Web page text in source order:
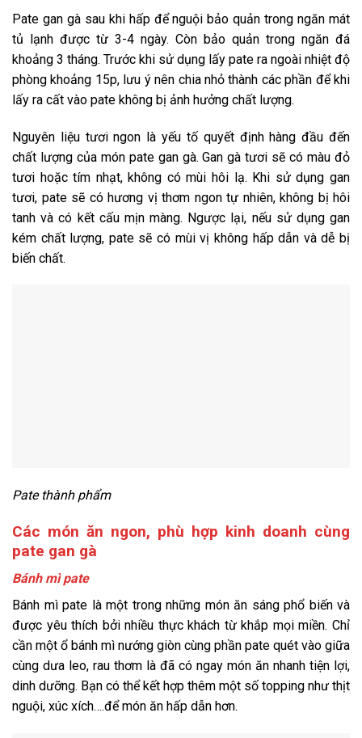
Pate gan gà sau khi hấp để nguội bảo quản trong ngăn mát
tủ lạnh được từ 3-4 ngày. Còn bảo quản trong ngăn đá
khoảng 3 tháng. Trước khi sử dụng lấy pate ra ngoài nhiệt độ
phòng khoảng 15p, lưu ý nên chia nhỏ thành các phần để khi
lấy ra cất vào pate không bị ảnh hưởng chất lượng.
Nguyên liệu tươi ngon là yếu tố quyết định hàng đầu đến
chất lượng của món pate gan gà. Gan gà tươi sẽ có màu đỏ
tươi hoặc tím nhạt, không có mùi hôi lạ. Khi sử dụng gan
tươi, pate sẽ có hương vị thơm ngon tự nhiên, không bị hôi
tanh và có kết cấu mịn màng. Ngược lại, nếu sử dụng gan
kém chất lượng, pate sẽ có mùi vị không hấp dẫn và dễ bị
biến chất.
Pate thành phẩm
Các món ăn ngon, phù hợp kinh doanh cùng
pate gan gà
Bánh mì pate
Bánh mì pate là một trong những món ăn sáng phổ biến và
được yêu thích bởi nhiều thực khách từ khắp mọi miền. Chỉ
cần một ổ bánh mì nướng giòn cùng phần pate quét vào giữa
cùng dưa leo, rau thơm là đã có ngay món ăn nhanh tiện lợi,
dinh dưỡng. Bạn có thể kết hợp thêm một số topping như thịt
nguội, xúc xích….để món ăn hấp dẫn hơn.